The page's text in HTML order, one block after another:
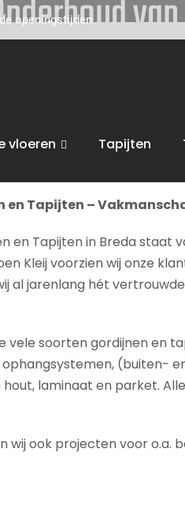
openingstijden.
vloeren Tapijten
van raamdecoratie
en Tapijten –
en Tapijten in Breda
Kleij voorzien wij onze
al jarenlang hét
soorten gordijnen en
(buiten-
laminaat en parket.
ook projecten voor o.a.